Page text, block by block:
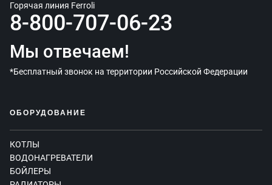
Горячая линия Ferroli
8-800-707-06-23
Мы отвечаем!
*Бесплатный звонок на территории Российской Федерации
ОБОРУДОВАНИЕ
КОТЛЫ
ВОДОНАГРЕВАТЕЛИ
БОЙЛЕРЫ